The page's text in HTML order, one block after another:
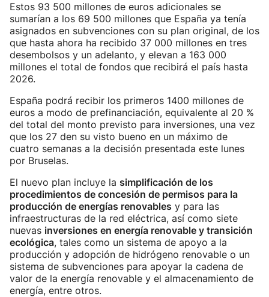
Estos 93 500 millones de euros adicionales se
sumarían a los 69 500 millones que España ya tenía
asignados en subvenciones con su plan original, de los
que hasta ahora ha recibido 37 000 millones en tres
desembolsos y un adelanto, y elevan a 163 000
millones el total de fondos que recibirá el país hasta
2026.
España podrá recibir los primeros 1400 millones de
euros a modo de prefinanciación, equivalente al 20 %
del total del monto previsto para inversiones, una vez
que los 27 den su visto bueno en un máximo de
cuatro semanas a la decisión presentada este lunes
por Bruselas.
El nuevo plan incluye la simplificación de los
procedimientos de concesión de permisos para la
producción de energías renovables y para las
infraestructuras de la red eléctrica, así como siete
nuevas inversiones en energía renovable y transición
ecológica, tales como un sistema de apoyo a la
producción y adopción de hidrógeno renovable o un
sistema de subvenciones para apoyar la cadena de
valor de la energía renovable y el almacenamiento de
energía, entre otros.